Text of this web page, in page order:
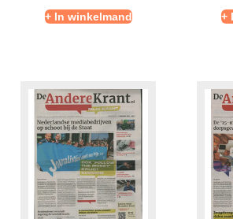
+ In winkelmand +